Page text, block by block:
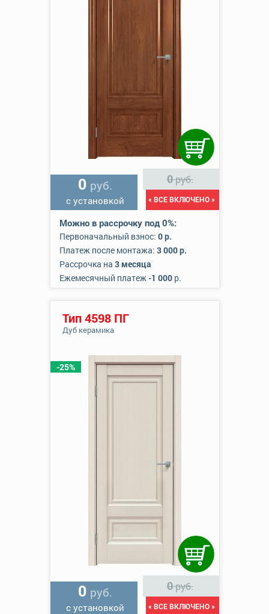
0 руб.
с установкой
0руб.
« ВСЕ ВКЛЮЧЕНО »
Можно в рассрочку под 0%:
Первоначальный взнос: 0 р.
Платеж после монтажа: 3 000 р.
Рассрочка на 3 месяца
Ежемесячный платеж-1 000р.
-25%
Тип 4598 ПГ
Дуб керамика
0 руб.
с установкой
0руб.
« ВСЕ ВКЛЮЧЕНО »